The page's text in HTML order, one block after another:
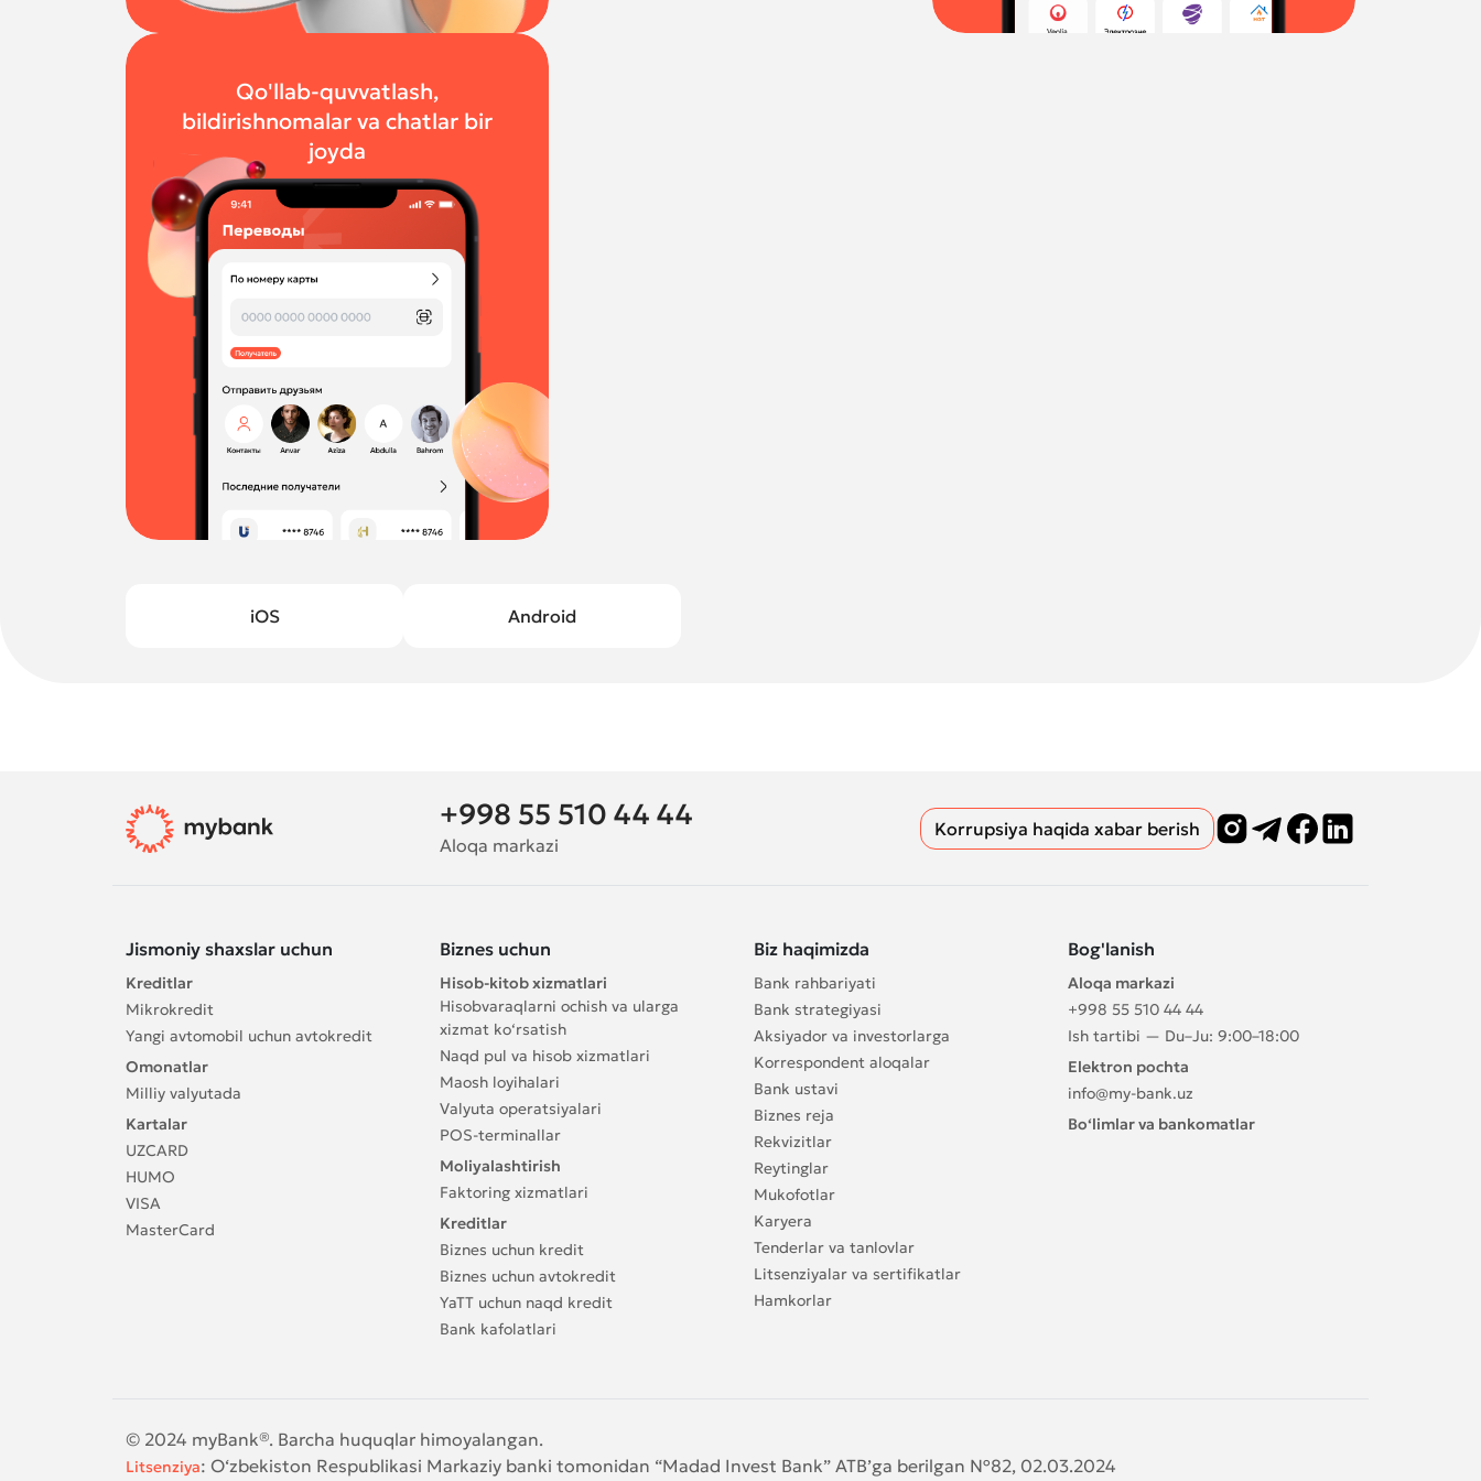
Qo'llab-quvvatlash,
bildirishnomalar va chatlar bir
joyda
iOS Android
+998 55 510 44 44
Aloqa markazi
Korrupsiya haqida xabar berish
Jismoniy shaxslar uchun
Kreditlar
Mikrokredit
Yangi avtomobil uchun avtokredit
Omonatlar
Milliy valyutada
Kartalar
UZCARD
HUMO
VISA
MasterCard
Biznes uchun
Hisob-kitob xizmatlari
Hisobvaraqlarni ochish va ularga
xizmat ko‘rsatish
Naqd pul va hisob xizmatlari
Maosh loyihalari
Valyuta operatsiyalari
POS-terminallar
Moliyalashtirish
Faktoring xizmatlari
Kreditlar
Biznes uchun kredit
Biznes uchun avtokredit
YaTT uchun naqd kredit
Bank kafolatlari
Biz haqimizda
Bank rahbariyati
Bank strategiyasi
Aksiyador va investorlarga
Korrespondent aloqalar
Bank ustavi
Biznes reja
Rekvizitlar
Reytinglar
Mukofotlar
Karyera
Tenderlar va tanlovlar
Litsenziyalar va sertifikatlar
Hamkorlar
Bog'lanish
Aloqa markazi
+998 55 510 44 44
Ish tartibi — Du–Ju: 9:00–18:00
Elektron pochta
info@my-bank.uz
Bo‘limlar va bankomatlar
© 2024 myBank®. Barcha huquqlar himoyalangan.
Litsenziya: O‘zbekiston Respublikasi Markaziy banki tomonidan “Madad Invest Bank” ATB’ga berilgan №82, 02.03.2024